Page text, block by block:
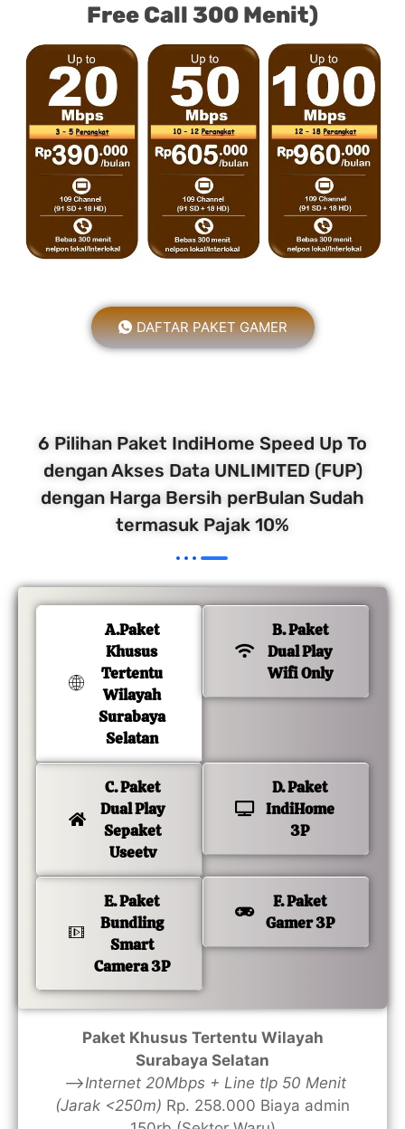
Free Call 300 Menit)
DAFTAR PAKET GAMER
6 Pilihan Paket IndiHome Speed Up To
dengan Akses Data UNLIMITED (FUP)
dengan Harga Bersih perBulan Sudah
termasuk Pajak 10%
A.Paket
Khusus
Tertentu
Wilayah
Surabaya
Selatan
B. Paket
Dual Play
Wifi Only
C. Paket
Dual Play
Sepaket
Useetv
D. Paket
IndiHome
3P
E. Paket
Bundling
Smart
Camera 3P
F. Paket
Gamer 3P
Paket Khusus Tertentu Wilayah
Surabaya Selatan
—>Internet 20Mbps + Line tlp 50 Menit
(Jarak <250m) Rp. 258.000 Biaya admin